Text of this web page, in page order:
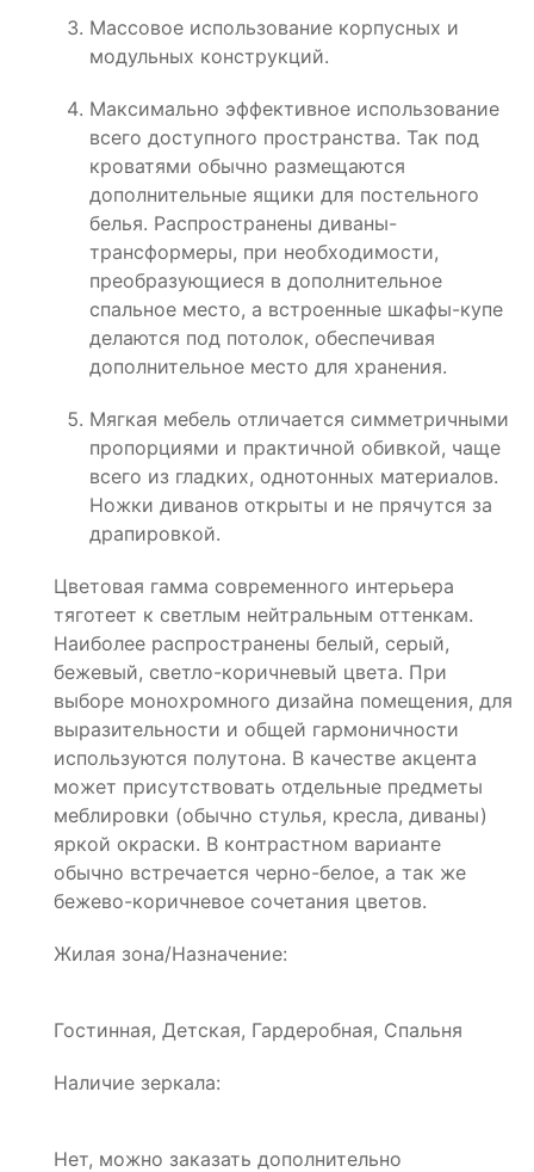
Массовое использование корпусных и
модульных конструкций.
Максимально эффективное использование
всего доступного пространства. Так под
кроватями обычно размещаются
дополнительные ящики для постельного
белья. Распространены диваны-
трансформеры, при необходимости,
преобразующиеся в дополнительное
спальное место, а встроенные шкафы-купе
делаются под потолок, обеспечивая
дополнительное место для хранения.
Мягкая мебель отличается симметричными
пропорциями и практичной обивкой, чаще
всего из гладких, однотонных материалов.
Ножки диванов открыты и не прячутся за
драпировкой.
Цветовая гамма современного интерьера
тяготеет к светлым нейтральным оттенкам.
Наиболее распространены белый, серый,
бежевый, светло-коричневый цвета. При
выборе монохромного дизайна помещения, для
выразительности и общей гармоничности
используются полутона. В качестве акцента
может присутствовать отдельные предметы
меблировки (обычно стулья, кресла, диваны)
яркой окраски. В контрастном варианте
обычно встречается черно-белое, а так же
бежево-коричневое сочетания цветов.
Жилая зона/Назначение:
Гостинная, Детская, Гардеробная, Спальня
Наличие зеркала:
Нет, можно заказать дополнительно